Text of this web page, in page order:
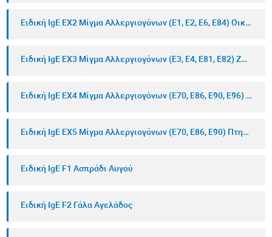
Ειδική IgE EΧ2 Μίγμα Αλλεργιογόνων (Ε1, Ε2, Ε6, Ε84) Οικιακά Ζώα
Ειδική IgE EΧ3 Μίγμα Αλλεργιογόνων (Ε3, Ε4, Ε81, Ε82) Ζώα Φάρμας
Ειδική IgE EΧ4 Μίγμα Αλλεργιογόνων (Ε70, Ε86, Ε90, E96) Υλικά Κρεβατιού
Ειδική IgE EΧ5 Μίγμα Αλλεργιογόνων (Ε70, Ε86, Ε90) Πτηνά Φάρμας
Ειδική IgE F1 Ασπράδι Αυγού
Ειδική IgE F2 Γάλα Αγελάδος